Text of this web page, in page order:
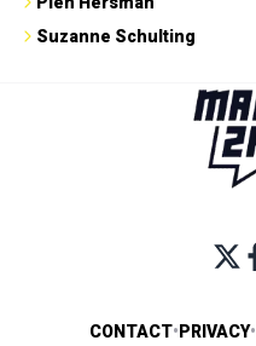
Suzanne Schulting
CONTACT•PRIVACY•